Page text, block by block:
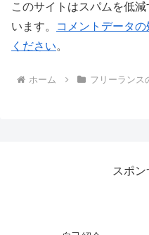
このサイトはスパムを低
います。
コメントデータ
ください。
ホーム フリーランス
スポン